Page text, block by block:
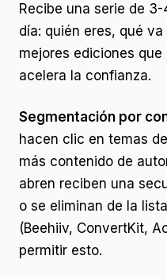
Recibe una serie de
día: quién eres, qué
mejores ediciones
acelera la confianza.
Segmentación por
hacen clic en temas
más contenido de
abren reciben una
o se eliminan de la
(Beehiiv, ConvertKit,
permitir esto.